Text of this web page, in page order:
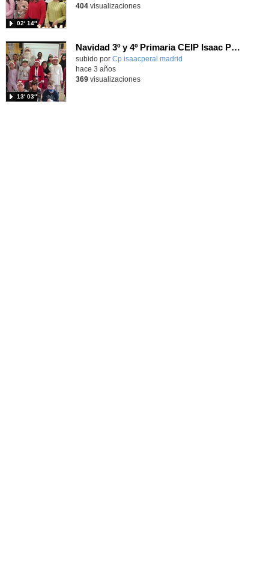
02′ 14″
404visualizaciones
Navidad 3º y 4º Primaria CEIP Isaac Peral. Curso 22-23
Contenido educativo.
subido por Cp isaacperal madrid
13′ 03″
hace 3 años
369visualizaciones